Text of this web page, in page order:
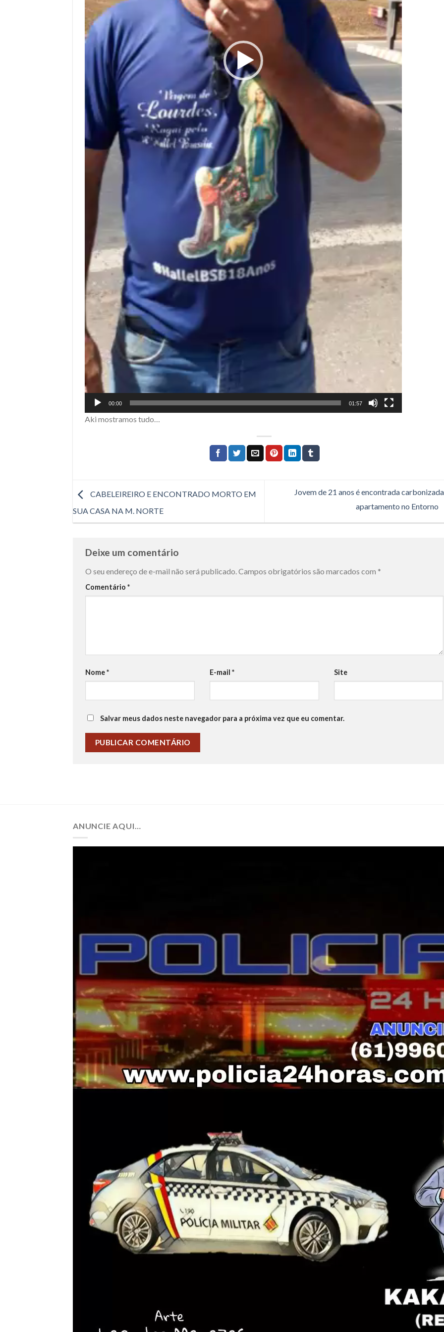
00:00 01:57
Aki mostramos tudo…
CABELEIREIRO E ENCONTRADO MORTO EM
SUA CASA NA M. NORTE
Jovem de 21 anos é encontrada
apartamento no Entorno
Deixe um comentário
O seu endereço de e-mail não será publicado. Campos obrigatórios são marcados com *
Comentário *
Nome* E-mail * Site
Salvar meus dados neste navegador para a próxima vez que eu comentar.
ANUNCIE AQUI…